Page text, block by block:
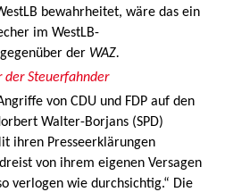
bewahrheitet, wäre das ein
im WestLB-
der WAZ.
Steuerfahnder
von CDU und FDP auf den
Walter-Borjans (SPD)
ihren Presseerklärungen
von ihrem eigenen Versagen
verlogen wie durchsichtig.“ Die